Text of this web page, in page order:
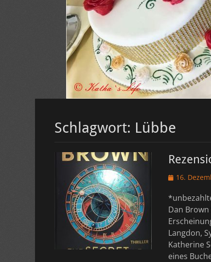
Schlagwort: Lübbe
Veröffentlicht
16.
Dan
Langdon,
Katherine
eines